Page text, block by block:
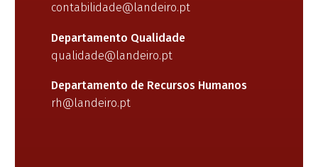
contabilidade@landeiro.pt
Departamento Qualidade
qualidade@landeiro.pt
Departamento de Recursos Humanos
rh@landeiro.pt